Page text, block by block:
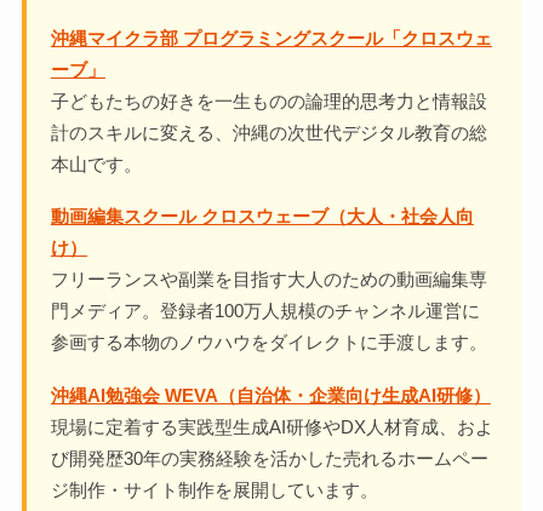
沖縄マイクラ部 プログラミングスクール「クロスウェ
ーブ」
子どもたちの好きを一生ものの論理的思考力と情報設
計のスキルに変える、沖縄の次世代デジタル教育の総
本山です。
動画編集スクール クロスウェーブ（大人・社会人向
け）
フリーランスや副業を目指す大人のための動画編集専
門メディア。登録者100万人規模のチャンネル運営に
参画する本物のノウハウをダイレクトに手渡します。
沖縄AI勉強会 WEVA（自治体・企業向け生成AI研修）
現場に定着する実践型生成AI研修やDX人材育成、およ
び開発歴30年の実務経験を活かした売れるホームペー
ジ制作・サイト制作を展開しています。